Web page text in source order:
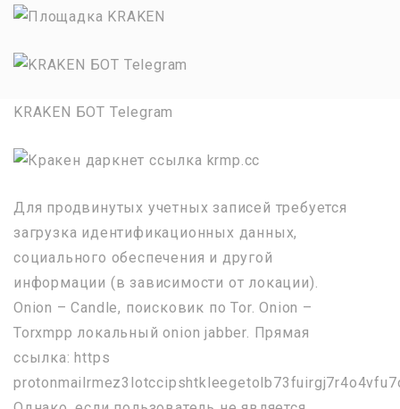
KRAKEN БОТ Telegram
Для продвинутых учетных записей требуется
загрузка идентификационных данных,
социального обеспечения и другой
информации (в зависимости от локации).
Onion – Candle, поисковик по Tor. Onion –
Torxmpp локальный onion jabber. Прямая
ссылка: https